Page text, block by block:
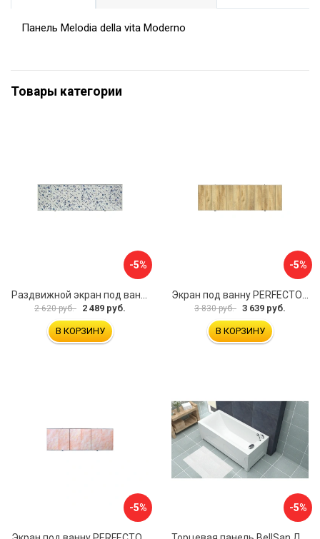
Панель Melodia della vita Moderno
Товары категории
-5%
2 620 руб. 2 489 руб.
В КОРЗИНУ
-5%
3 830 руб. 3 639 руб.
В КОРЗИНУ
-5% -5%